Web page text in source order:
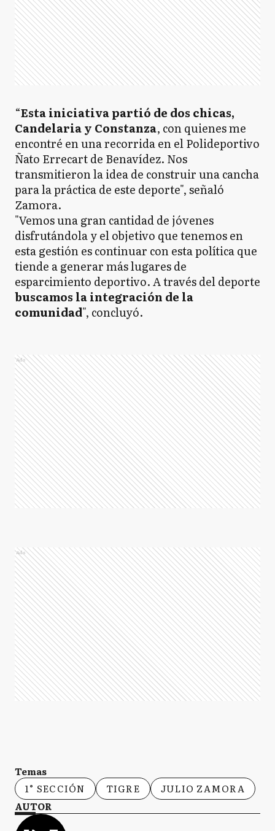
“Esta iniciativa partió de dos chicas,
Candelaria y Constanza, con quienes me
encontré en una recorrida en el Polideportivo
Ñato Errecart de Benavídez. Nos
transmitieron la idea de construir una cancha
para la práctica de este deporte", señaló
Zamora.
"Vemos una gran cantidad de jóvenes
disfrutándola y el objetivo que tenemos en
esta gestión es continuar con esta política que
tiende a generar más lugares de
esparcimiento deportivo. A través del deporte
buscamos la integración de la
comunidad", concluyó.
Ads
Ads
Temas
1° SECCIÓN
TIGRE
JULIO ZAMORA
AUTOR